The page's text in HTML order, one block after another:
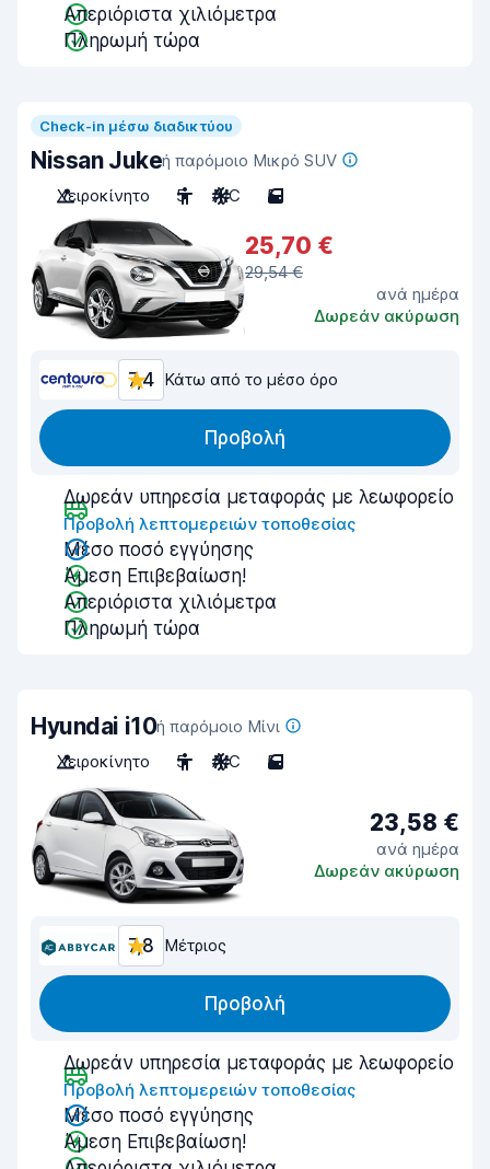
Απεριόριστα χιλιόμετρα
Πληρωμή τώρα
Check-in μέσω διαδικτύου
Nissan Jukeή παρόμοιο Μικρό SUV
Χειροκίνητο
5 A/C 5
25,70 €
29,54 €
ανά ημέρα
Δωρεάν ακύρωση
7,4 Κάτω από το μέσο όρο
Προβολή
Δωρεάν υπηρεσία μεταφοράς με λεωφορείο
Προβολή λεπτομερειών τοποθεσίας
Μέσο ποσό εγγύησης
Άμεση Επιβεβαίωση!
Απεριόριστα χιλιόμετρα
Πληρωμή τώρα
Hyundai i10ή παρόμοιο Μίνι
Χειροκίνητο
5 A/C 5
23,58 €
ανά ημέρα
Δωρεάν ακύρωση
7,8 Μέτριος
Προβολή
Δωρεάν υπηρεσία μεταφοράς με λεωφορείο
Προβολή λεπτομερειών τοποθεσίας
Μέσο ποσό εγγύησης
Άμεση Επιβεβαίωση!